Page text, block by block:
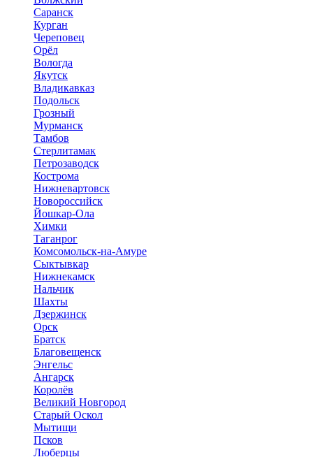
Саранск
Курган
Череповец
Орёл
Вологда
Якутск
Владикавказ
Подольск
Грозный
Мурманск
Тамбов
Стерлитамак
Петрозаводск
Кострома
Нижневартовск
Новороссийск
Йошкар-Ола
Химки
Таганрог
Комсомольск-на-Амуре
Сыктывкар
Нижнекамск
Нальчик
Шахты
Дзержинск
Орск
Братск
Благовещенск
Энгельс
Ангарск
Королёв
Великий Новгород
Старый Оскол
Мытищи
Псков
Люберцы